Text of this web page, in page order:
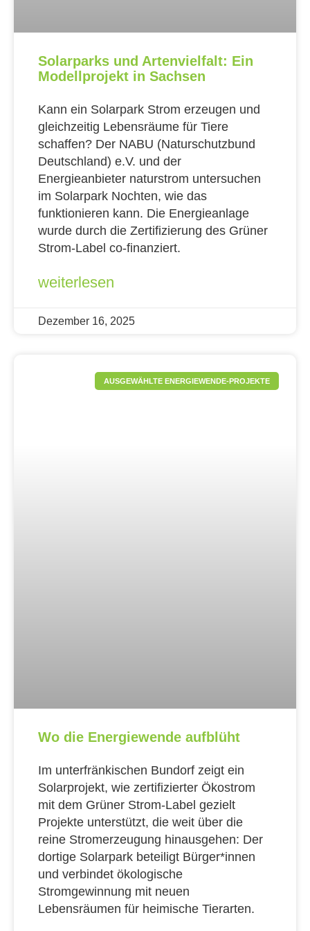
Solarparks und Artenvielfalt: Ein
Modellprojekt in Sachsen
Kann ein Solarpark Strom erzeugen und
gleichzeitig Lebensräume für Tiere
schaffen? Der NABU (Naturschutzbund
Deutschland) e.V. und der
Energieanbieter naturstrom untersuchen
im Solarpark Nochten, wie das
funktionieren kann. Die Energieanlage
wurde durch die Zertifizierung des Grüner
Strom-Label co-finanziert.
weiterlesen
Dezember 16, 2025
AUSGEWÄHLTE ENERGIEWENDE-PROJEKTE
Wo die Energiewende aufblüht
Im unterfränkischen Bundorf zeigt ein
Solarprojekt, wie zertifizierter Ökostrom
mit dem Grüner Strom-Label gezielt
Projekte unterstützt, die weit über die
reine Stromerzeugung hinausgehen: Der
dortige Solarpark beteiligt Bürger*innen
und verbindet ökologische
Stromgewinnung mit neuen
Lebensräumen für heimische Tierarten.